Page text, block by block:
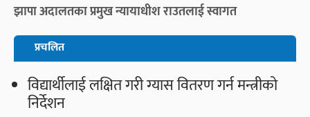
झापा अदालतका प्रमुख न्यायाधीश राउतलाई स्वागत
प्रचलित
विद्यार्थीलाई लक्षित गरी ग्यास वितरण गर्न मन्त्रीको
निर्देशन